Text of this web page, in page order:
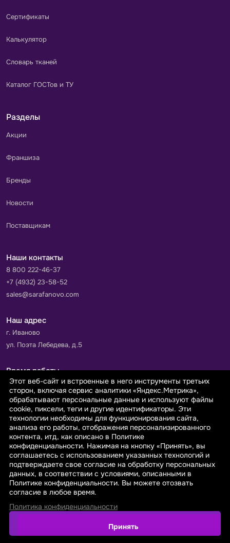
Сертификаты
Калькулятор
Словарь тканей
Каталог ГОСТов и ТУ
Разделы
Акции
Франшиза
Бренды
Новости
Поставщикам
Наши контакты
8 800 222-46-37
+7 (4932) 23-58-52
sales@sarafanovo.com
Наш адрес
г. Иваново
ул. Поэта Лебедева, д.5
Время работы
Пн-Пт с 9.00 до 18.00
Сб-Вс: выходной
Принимаем к оплате
© 2026 sarafanovo.com - Интернет-магазин "САРАФАНОВО"
специализируется на производстве, продаже тканей оптом и в
розницу с доставкой по Роcсии и СНГ.
Политика обработки персональных данных
Этот веб-сайт и встроенные в него инструменты третьих
сторон, включая сервис аналитики «Яндекс.Метрика»,
обрабатывают персональные данные и используют файлы
cookie, пиксели, теги и другие идентификаторы. Эти
технологии необходимы для функционирования сайта,
анализа его работы, отображения персонализированного
контента, итд, как описано в Политике
конфиденциальности. Нажимая на кнопку «Принять», вы
соглашаетесь с использованием указанных технологий и
подтверждаете свое согласие на обработку персональных
данных, в соответствии с условиями, описанными в
Политике конфиденциальности. Вы можете отозвать
согласие в любое время.
Политика конфиденциальности